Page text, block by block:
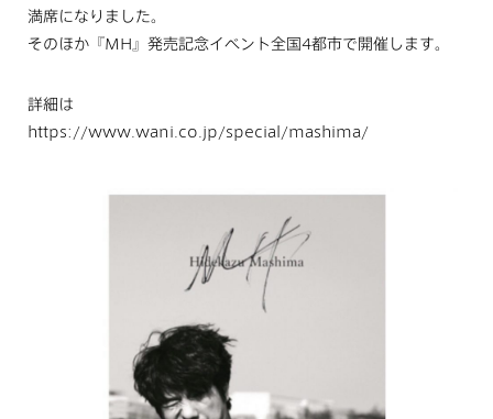
満席になりました。
そのほか『MH』発売記念イベント全国4都市で開催します。
詳細は
https://www.wani.co.jp/special/mashima/